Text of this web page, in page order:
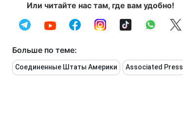
Или читайте нас там, где вам удобно!
Больше по теме:
Соединенные Штаты Америки Associated Press